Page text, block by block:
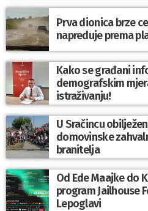
Prva dionica brze
napreduje prema
Kako se građani
demografskim
istraživanju!
U Sračincu
domovinske
branitelja
Od Ede Maajke do
program Jailhouse
Lepoglavi